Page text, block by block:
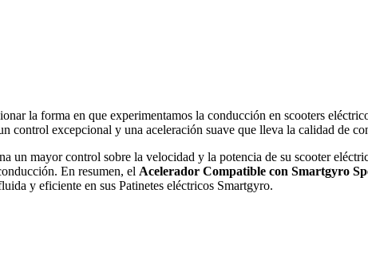
la forma en que experimentamos la conducción en scooters
control excepcional y una aceleración suave que lleva la calidad de
un mayor control sobre la velocidad y la potencia de su scooter
En resumen, el Acelerador Compatible con Smartgyro
y eficiente en sus Patinetes eléctricos Smartgyro.